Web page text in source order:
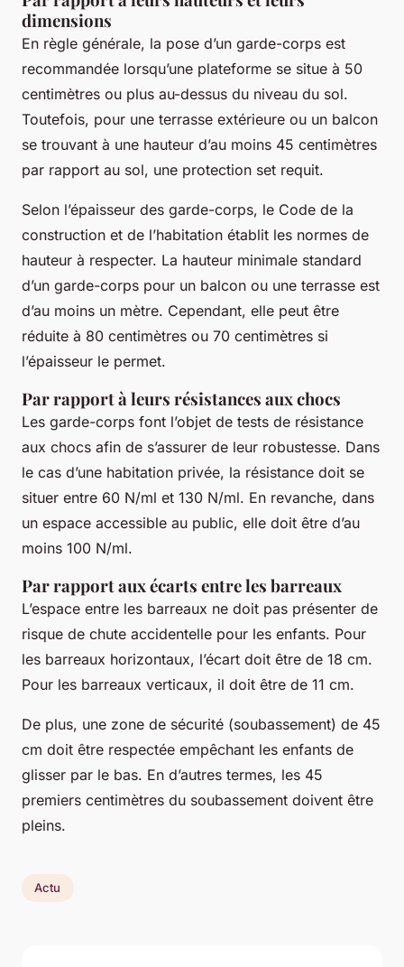
dimensions
En règle générale, la pose d’un garde-corps est
recommandée lorsqu’une plateforme se situe à 50
centimètres ou plus au-dessus du niveau du sol.
Toutefois, pour une terrasse extérieure ou un balcon
se trouvant à une hauteur d’au moins 45 centimètres
par rapport au sol, une protection set requit.
Selon l’épaisseur des garde-corps, le Code de la
construction et de l’habitation établit les normes de
hauteur à respecter. La hauteur minimale standard
d’un garde-corps pour un balcon ou une terrasse est
d’au moins un mètre. Cependant, elle peut être
réduite à 80 centimètres ou 70 centimètres si
l’épaisseur le permet.
Par rapport à leurs résistances aux chocs
Les garde-corps font l’objet de tests de résistance
aux chocs afin de s’assurer de leur robustesse. Dans
le cas d’une habitation privée, la résistance doit se
situer entre 60 N/ml et 130 N/ml. En revanche, dans
un espace accessible au public, elle doit être d’au
moins 100 N/ml.
Par rapport aux écarts entre les barreaux
L’espace entre les barreaux ne doit pas présenter de
risque de chute accidentelle pour les enfants. Pour
les barreaux horizontaux, l’écart doit être de 18 cm.
Pour les barreaux verticaux, il doit être de 11 cm.
De plus, une zone de sécurité (soubassement) de 45
cm doit être respectée empêchant les enfants de
glisser par le bas. En d’autres termes, les 45
premiers centimètres du soubassement doivent être
pleins.
Actu